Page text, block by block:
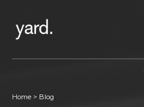
Home > Blog